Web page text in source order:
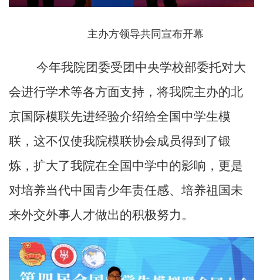
主办方领导共同宣布开幕
今年我院团委受团中央学校部委托对大
会进行学术等各方面支持，将我院主办的北
京国际模联先进经验介绍给全国中学生模
联，这不仅使我院模联协会成员得到了锻
炼，扩大了我院在全国中学中的影响，更是
对培养当代中国青少年责任感、培养祖国未
来外交外事人才做出的积极努力。